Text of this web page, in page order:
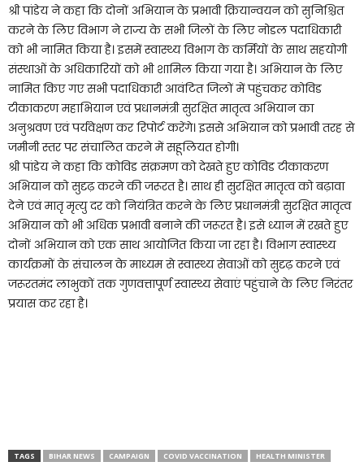
श्री पांडेय ने कहा कि दोनों अभियान के प्रभावी क्रियान्वयन को सुनिश्चित
करने के लिए विभाग ने राज्य के सभी जिलों के लिए नोडल पदाधिकारी
को भी नामित किया है। इसमें स्वास्थ्य विभाग के कर्मियों के साथ सहयोगी
संस्थाओं के अधिकारियों को भी शामिल किया गया है। अभियान के लिए
नामित किए गए सभी पदाधिकारी आवंटित जिलों में पहुंचकर कोविड
टीकाकरण महाभियान एवं प्रधानमंत्री सुरक्षित मातृत्व अभियान का
अनुश्रवण एवं पर्यवेक्षण कर रिपोर्ट करेंगे। इससे अभियान को प्रभावी तरह से
जमीनी स्तर पर संचालित करने में सहूलियत होगी।
श्री पांडेय ने कहा कि कोविड संक्रमण को देखते हुए कोविड टीकाकरण
अभियान को सुदृढ़ करने की जरूरत है। साथ ही सुरक्षित मातृत्व को बढ़ावा
देने एवं मातृ मृत्यु दर को नियंत्रित करने के लिए प्रधानमंत्री सुरक्षित मातृत्व
अभियान को भी अधिक प्रभावी बनाने की जरूरत है। इसे ध्यान में रखते हुए
दोनों अभियान को एक साथ आयोजित किया जा रहा है। विभाग स्वास्थ्य
कार्यक्रमों के संचालन के माध्यम से स्वास्थ्य सेवाओं को सुदृढ़ करने एवं
जरूरतमंद लाभुकों तक गुणवत्तापूर्ण स्वास्थ्य सेवाएं पहुंचाने के लिए निरंतर
प्रयास कर रहा है।
TAGS BIHAR NEWS CAMPAIGN COVID VACCINATION
HEALTH MINISTER